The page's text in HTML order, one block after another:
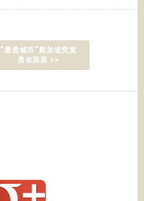
“最贵城市”新加坡究竟
贵在那里 >>